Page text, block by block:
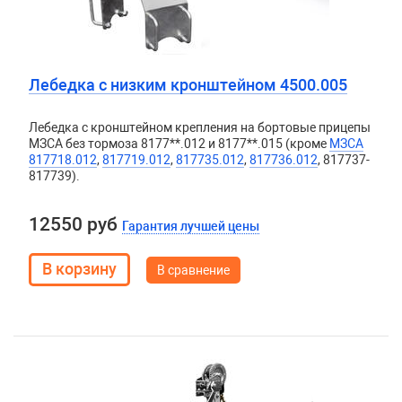
Лебедка с низким кронштейном 4500.005
Лебедка с кронштейном крепления на бортовые прицепы
МЗСА без тормоза 8177**.012 и 8177**.015 (кроме МЗСА
817718.012, 817719.012, 817735.012, 817736.012, 817737-
817739).
12550 руб Гарантия лучшей цены
В сравнение